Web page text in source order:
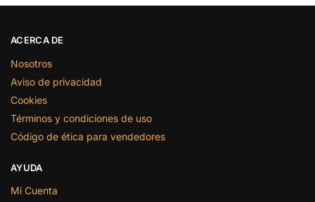
ACERCA DE
Nosotros
Aviso de privacidad
Cookies
Términos y condiciones de uso
Código de ética para vendedores
AYUDA
Mi Cuenta